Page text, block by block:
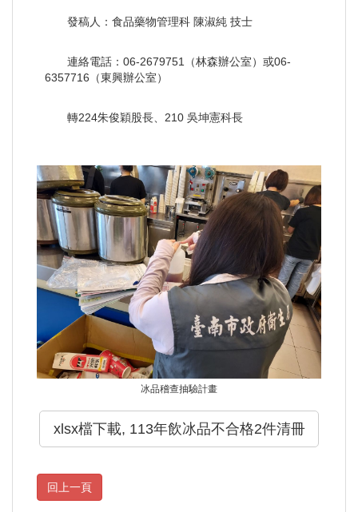
發稿人：食品藥物管理科 陳淑純 技士
連絡電話：06-2679751（林森辦公室）或06-
6357716（東興辦公室）
轉224朱俊穎股長、210 吳坤憲科長
冰品稽查抽驗計畫
xlsx檔下載, 113年飲冰品不合格2件清冊